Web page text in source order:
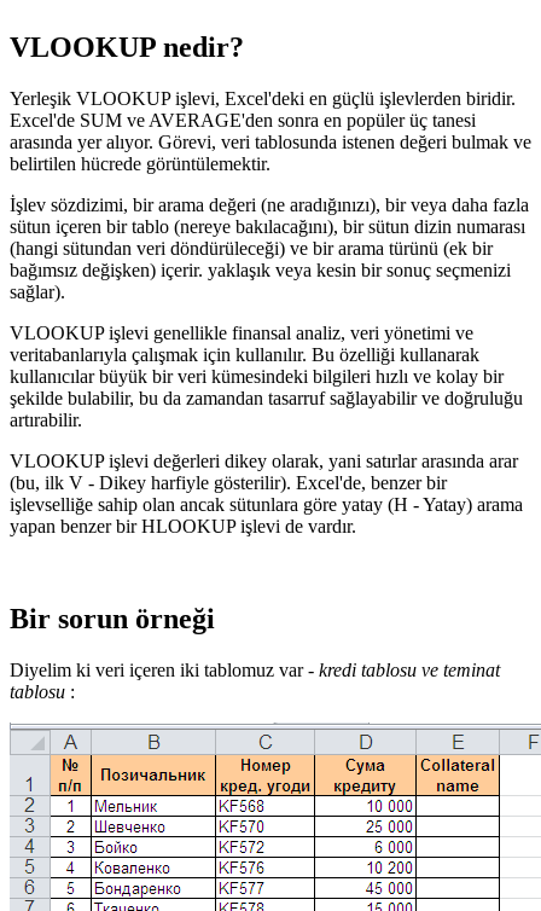
VLOOKUP nedir?
Yerleşik VLOOKUP işlevi, Excel'deki en güçlü işlevlerden biridir.
Excel'de SUM ve AVERAGE'den sonra en popüler üç tanesi
arasında yer alıyor. Görevi, veri tablosunda istenen değeri bulmak ve
belirtilen hücrede görüntülemektir.
İşlev sözdizimi, bir arama değeri (ne aradığınızı), bir veya daha fazla
sütun içeren bir tablo (nereye bakılacağını), bir sütun dizin numarası
(hangi sütundan veri döndürüleceği) ve bir arama türünü (ek bir
bağımsız değişken) içerir. yaklaşık veya kesin bir sonuç seçmenizi
sağlar).
VLOOKUP işlevi genellikle finansal analiz, veri yönetimi ve
veritabanlarıyla çalışmak için kullanılır. Bu özelliği kullanarak
kullanıcılar büyük bir veri kümesindeki bilgileri hızlı ve kolay bir
şekilde bulabilir, bu da zamandan tasarruf sağlayabilir ve doğruluğu
artırabilir.
VLOOKUP işlevi değerleri dikey olarak, yani satırlar arasında arar
(bu, ilk V - Dikey harfiyle gösterilir). Excel'de, benzer bir
işlevselliğe sahip olan ancak sütunlara göre yatay (H - Yatay) arama
yapan benzer bir HLOOKUP işlevi de vardır.
Bir sorun örneği
Diyelim ki veri içeren iki tablomuz var - kredi tablosu ve teminat
tablosu :